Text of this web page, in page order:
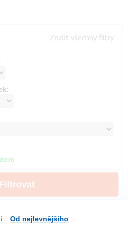
Zrušit všechny filtry
Filtrovat
Od nejlevnějšího